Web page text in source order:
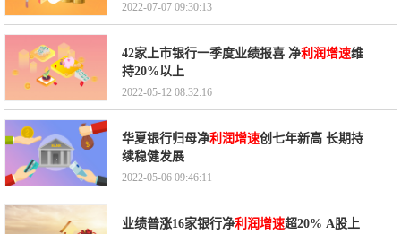
2022-07-07 09:30:13
42家上市银行一季度业绩报喜 净利润增速维
持20%以上
2022-05-12 08:32:16
华夏银行归母净利润增速创七年新高 长期持
续稳健发展
2022-05-06 09:46:11
业绩普涨16家银行净利润增速超20% A股上